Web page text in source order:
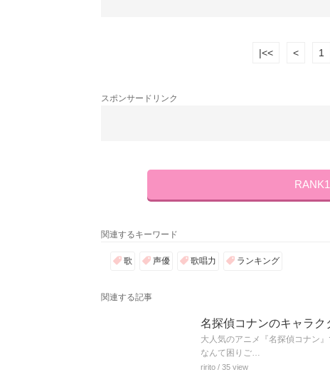
|<< < 1
スポンサードリンク
関連するキーワード
歌 声優 歌唱力 ランキング
関連する記事
名探偵コナンのキャラク
大人気のアニメ『名探偵コナン
なんて困りご…
ririto / 35 view